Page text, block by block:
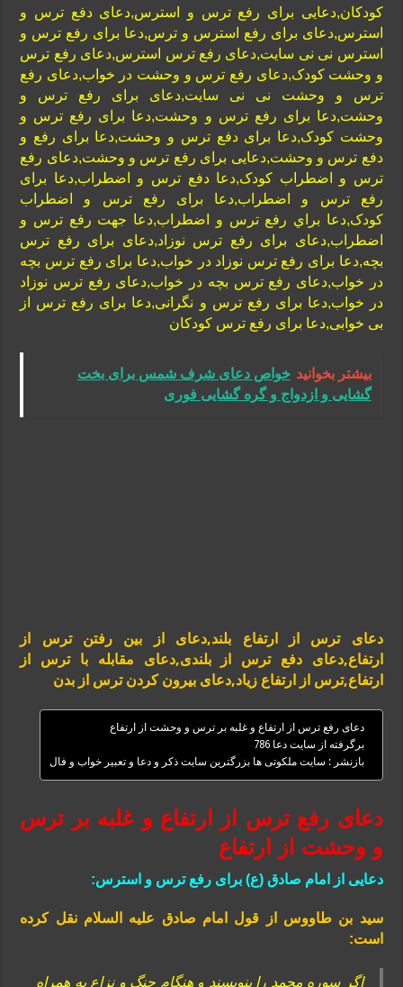
کودکان,دعایی برای رفع ترس و استرس,دعای دفع ترس و
استرس,دعای برای رفع استرس و ترس,دعا برای رفع ترس و
استرس نی نی سایت,دعای رفع ترس استرس,دعای رفع ترس
و وحشت کودک,دعای رفع ترس و وحشت در خواب,دعای رفع
ترس و وحشت نی نی سایت,دعای برای رفع ترس و
وحشت,دعا برای رفع ترس و وحشت,دعا برای رفع ترس و
وحشت کودک,دعا برای دفع ترس و وحشت,دعا برای رفع و
دفع ترس و وحشت,دعایی برای رفع ترس و وحشت,دعای رفع
ترس و اضطراب کودک,دعا دفع ترس و اضطراب,دعا برای
رفع ترس و اضطراب,دعا برای رفع ترس و اضطراب
کودک,دعا براي رفع ترس و اضطراب,دعا جهت رفع ترس و
اضطراب,دعای برای رفع ترس نوزاد,دعای برای رفع ترس
بچه,دعا برای رفع ترس نوزاد در خواب,دعا برای رفع ترس بچه
در خواب,دعای رفع ترس بچه در خواب,دعای رفع ترس نوزاد
در خواب,دعا برای رفع ترس و نگرانی,دعا برای رفع ترس از
بی خوابی,دعا برای رفع ترس کودکان
بیشتر بخوانید خواص دعای شرف شمس برای بخت
گشایی و ازدواج و گره گشایی فوری
دعای ترس از ارتفاع بلند,دعای از بین رفتن ترس از
ارتفاع,دعای دفع ترس از بلندی,دعای مقابله با ترس از
ارتفاع,ترس از ارتفاع زیاد,دعای بیرون کردن ترس از بدن
دعای رفع ترس از ارتفاع و غلبه بر ترس و وحشت از ارتفاع
برگرفته از سایت دعا 786
بازنشر : سایت ملکوتی ها بزرگترین سایت ذکر و دعا و تعبیر خواب و فال
دعای رفع ترس از ارتفاع و غلبه بر ترس
و وحشت از ارتفاع
دعایی از امام صادق (ع) برای رفع ترس و استرس:
سید بن طاووس از قول امام صادق علیه السلام نقل کرده
است:
اگر سوره محمد را بنویسند و هنگام جنگ و نزاع به همراه